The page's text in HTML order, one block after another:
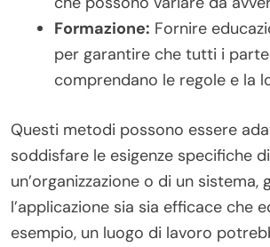
Formazione: Fornire
per garantire che tutti i
comprendano le regole e la
Questi metodi possono essere
soddisfare le esigenze specifiche di
un’organizzazione o di un sistema,
l’applicazione sia sia efficace che
esempio, un luogo di lavoro